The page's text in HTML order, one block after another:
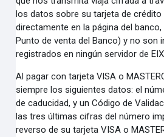
los datos sobre su tarjeta de
directamente en la página del
Punto de venta del Banco) y no son
registrados en ningún servidor de
Al pagar con tarjeta VISA o
siempre los siguientes datos: el
de caducidad, y un Código de
las tres últimas cifras delnúmero
reverso de su tarjeta VISA o